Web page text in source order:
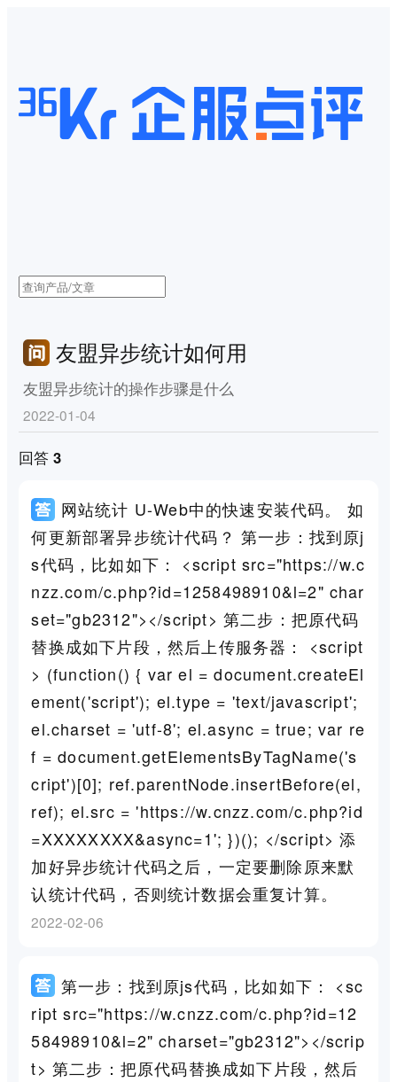
友盟异步统计如何用
友盟异步统计的操作步骤是什么
2022-01-04
回答 3
网站统计 U-Web中的快速安装代码。 如
何更新部署异步统计代码？ 第一步：找到原j
s代码，比如如下： <script src="https://w.c
nzz.com/c.php?id=1258498910&l=2" char
set="gb2312"></script> 第二步：把原代码
替换成如下片段，然后上传服务器： <script
> (function() { var el = document.createEl
ement('script'); el.type = 'text/javascript';
el.charset = 'utf-8'; el.async = true; var re
f = document.getElementsByTagName('s
cript')[0]; ref.parentNode.insertBefore(el,
ref); el.src = 'https://w.cnzz.com/c.php?id
=XXXXXXXX&async=1'; })(); </script> 添
加好异步统计代码之后，一定要删除原来默
认统计代码，否则统计数据会重复计算。
2022-02-06
第一步：找到原js代码，比如如下： <sc
ript src="https://w.cnzz.com/c.php?id=12
58498910&l=2" charset="gb2312"></scrip
t> 第二步：把原代码替换成如下片段，然后